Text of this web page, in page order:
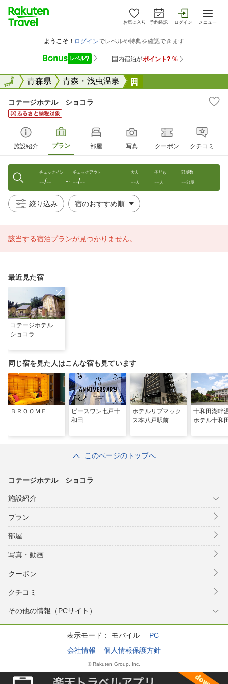
お気に入り 予約確認 ログイン メニュー
全国青森県 青森・浅虫温泉
全国
コテージホテル ショコラ
施設紹介 プラン 部屋 写真 クーポン クチコミ
チェックイン
--/-- 〜
チェックアウト
--/--
大人
--人
子ども
--人
部屋数
--部屋
絞り込み
該当する宿泊プランが見つかりません。
最近見た宿
コテージホテル
ショコラ
同じ宿を見た人はこんな宿も見ています
ＢＲＯＯＭＥ
ピースワン七戸十
和田
ホテルリブマック
ス本八戸駅前
十和田湖
ホテル十和
このページのトップへ
コテージホテル ショコラ
施設紹介
プラン
部屋
写真・動画
クーポン
クチコミ
その他の情報（PCサイト）
表示モード： モバイル
PC
会社情報
個人情報保護方針
© Rakuten Group, Inc.